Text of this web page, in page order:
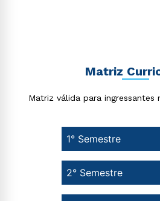
Matriz
Matriz válida para ingressantes
1° Semestre
2° Semestre
Rápido e fácil
WhatsApp